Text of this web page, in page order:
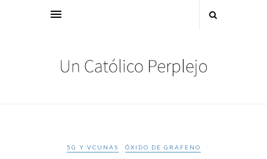
5G Y VCUNAS ÓXIDO DE GRAFENO